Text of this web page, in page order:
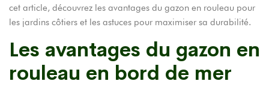
cet article, découvrez les avantages du gazon en rouleau pour
les jardins côtiers et les astuces pour maximiser sa durabilité.
Les avantages du gazon en
rouleau en bord de mer